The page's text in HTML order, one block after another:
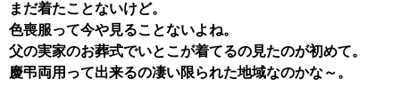
まだ着たことないけど。
色喪服って今や見ることないよね。
父の実家のお葬式でいとこが着てるの見たのが初めて。
慶弔両用って出来るの凄い限られた地域なのかな～。